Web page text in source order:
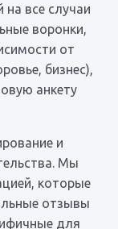
все случаи
воронки,
от
бизнес),
анкету
и
Мы
которые
отзывы
для